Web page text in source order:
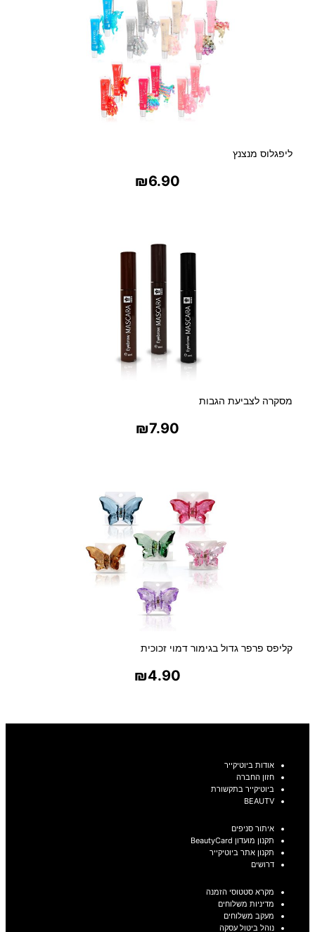
ליפגלוס מנצנץ
₪6.90
מסקרה לצביעת הגבות
₪7.90
קליפס פרפר גדול בגימור דמוי זכוכית
₪4.90
אודות ביוטיקייר
חזון החברה
ביוטיקייר בתקשורת
BEAUTV
איתור סניפים
תקנון מועדון BeautyCard
תקנון אתר ביוטיקייר
דרושים
מקרא סטטוסי הזמנה
מדיניות משלוחים
מעקב משלוחים
נוהל ביטול עסקה